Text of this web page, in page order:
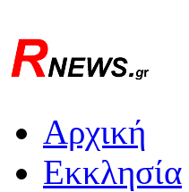
Αρχική
Εκκλησία